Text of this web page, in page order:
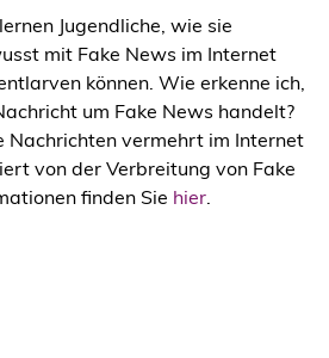
lernen Jugendliche, wie sie
mit Fake News im Internet
können. Wie erkenne ich,
um Fake News handelt?
Nachrichten vermehrt im Internet
von der Verbreitung von Fake
finden Sie hier.